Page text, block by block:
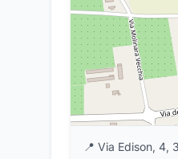
📍 Via Edison, 4,